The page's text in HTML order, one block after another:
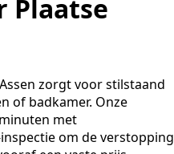
Plaatse
zorgt voor stilstaand
of badkamer. Onze
met
om de verstopping